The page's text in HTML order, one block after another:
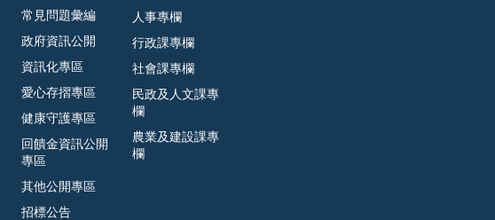
常見問題彙編
政府資訊公開
資訊化專區
愛心存摺專區
健康守護專區
回饋金資訊公開
專區
其他公開專區
招標公告
人事專欄
行政課專欄
社會課專欄
民政及人文課專
欄
農業及建設課專
欄